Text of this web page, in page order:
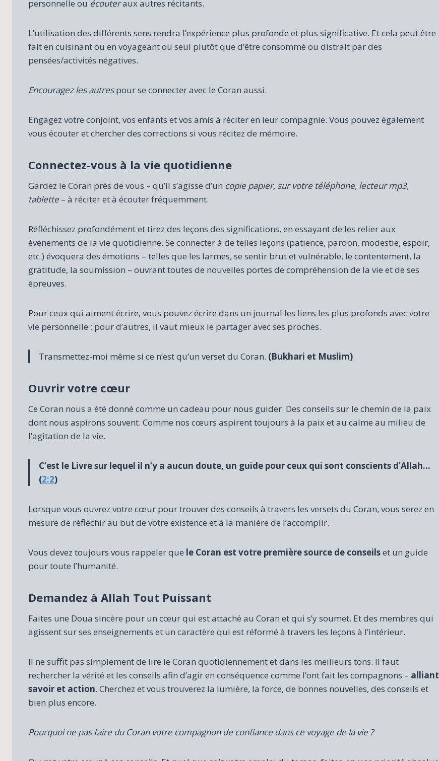
personnelle ou écouteraux autres récitants.
L’utilisation des différents sens rendra l’expérience plus profonde et plus significative. Et cela peut être
fait en cuisinant ou en voyageant ou seul plutôt que d’être consommé ou distrait par des
pensées/activités négatives.
Encouragez les autrespour se connecter avec le Coran aussi.
Engagez votre conjoint, vos enfants et vos amis à réciter en leur compagnie. Vous pouvez également
vous écouter et chercher des corrections si vous récitez de mémoire.
Connectez-vous à la vie quotidienne
Gardez le Coran près de vous – qu’il s’agisse d’un copie papier, sur votre téléphone, lecteur mp3,
tablette – à réciter et à écouter fréquemment.
Réfléchissez profondément et tirez des leçons des significations, en essayant de les relier aux
événements de la vie quotidienne. Se connecter à de telles leçons (patience, pardon, modestie, espoir,
etc.) évoquera des émotions – telles que les larmes, se sentir brut et vulnérable, le contentement, la
gratitude, la soumission – ouvrant toutes de nouvelles portes de compréhension de la vie et de ses
épreuves.
Pour ceux qui aiment écrire, vous pouvez écrire dans un journal les liens les plus profonds avec votre
vie personnelle ; pour d’autres, il vaut mieux le partager avec ses proches.
Transmettez-moi même si ce n’est qu’un verset du Coran. (Bukhari et Muslim)
Ouvrir votre cœur
Ce Coran nous a été donné comme un cadeau pour nous guider. Des conseils sur le chemin de la paix
dont nous aspirons souvent. Comme nos cœurs aspirent toujours à la paix et au calme au milieu de
l’agitation de la vie.
C’est le Livre sur lequel il n’y a aucun doute, un guide pour ceux qui sont conscients d’Allah…
(2:2)
Lorsque vous ouvrez votre cœur pour trouver des conseils à travers les versets du Coran, vous serez en
mesure de réfléchir au but de votre existence et à la manière de l’accomplir.
Vous devez toujours vous rappeler que le Coran est votre première source de conseilset un guide
pour toute l’humanité.
Demandez à Allah Tout Puissant
Faites une Doua sincère pour un cœur qui est attaché au Coran et qui s’y soumet. Et des membres qui
agissent sur ses enseignements et un caractère qui est réformé à travers les leçons à l’intérieur.
Il ne suffit pas simplement de lire le Coran quotidiennement et dans les meilleurs tons. Il faut
rechercher la vérité et les conseils afin d’agir en conséquence comme l’ont fait les compagnons – alliant
savoir et action. Cherchez et vous trouverez la lumière, la force, de bonnes nouvelles, des conseils et
bien plus encore.
Pourquoi ne pas faire du Coran votre compagnon de confiance dans ce voyage de la vie ?